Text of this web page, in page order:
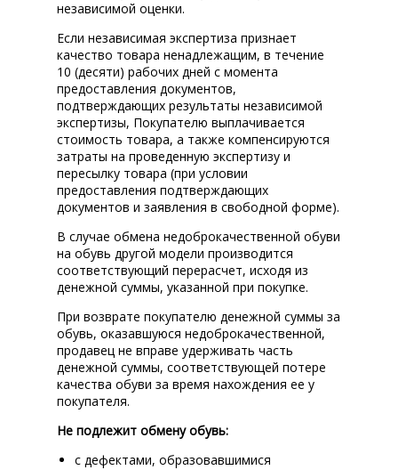
независимой оценки.
Если независимая экспертиза признает
качество товара ненадлежащим, в течение
10 (десяти) рабочих дней с момента
предоставления документов,
подтверждающих результаты независимой
экспертизы, Покупателю выплачивается
стоимость товара, а также компенсируются
затраты на проведенную экспертизу и
пересылку товара (при условии
предоставления подтверждающих
документов и заявления в свободной форме).
В случае обмена недоброкачественной обуви
на обувь другой модели производится
соответствующий перерасчет, исходя из
денежной суммы, указанной при покупке.
При возврате покупателю денежной суммы за
обувь, оказавшуюся недоброкачественной,
продавец не вправе удерживать часть
денежной суммы, соответствующей потере
качества обуви за время нахождения ее у
покупателя.
Не подлежит обмену обувь:
с дефектами, образовавшимися